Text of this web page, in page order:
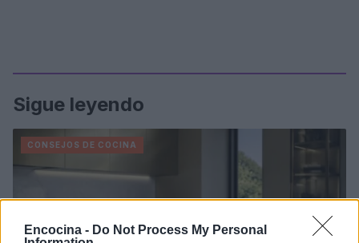
Encocina - Do Not Process My Personal
Sigue leyendo
CONSEJOS DE COCINA